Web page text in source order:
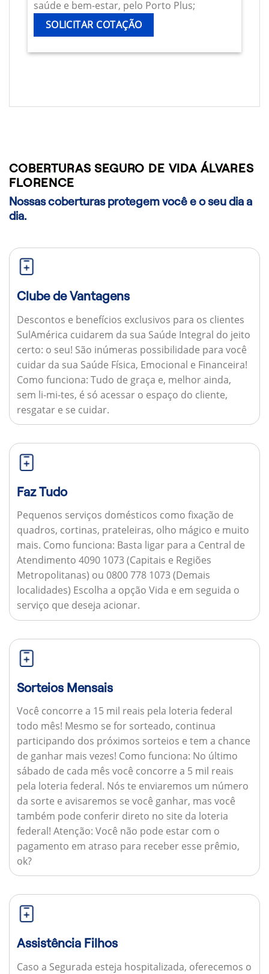
saúde e bem-estar, pelo Porto Plus;
SOLICITAR COTAÇÃO
COBERTURAS SEGURO DE VIDA ÁLVARES
FLORENCE
Nossas coberturas protegem você e o seu dia a
dia.
Clube de Vantagens
Descontos e benefícios exclusivos para os clientes
SulAmérica cuidarem da sua Saúde Integral do jeito
certo: o seu! São inúmeras possibilidade para você
cuidar da sua Saúde Física, Emocional e Financeira!
Como funciona: Tudo de graça e, melhor ainda,
sem li-mi-tes, é só acessar o espaço do cliente,
resgatar e se cuidar.
Faz Tudo
Pequenos serviços domésticos como fixação de
quadros, cortinas, prateleiras, olho mágico e muito
mais. Como funciona: Basta ligar para a Central de
Atendimento 4090 1073 (Capitais e Regiões
Metropolitanas) ou 0800 778 1073 (Demais
localidades) Escolha a opção Vida e em seguida o
serviço que deseja acionar.
Sorteios Mensais
Você concorre a 15 mil reais pela loteria federal
todo mês! Mesmo se for sorteado, continua
participando dos próximos sorteios e tem a chance
de ganhar mais vezes! Como funciona: No último
sábado de cada mês você concorre a 5 mil reais
pela loteria federal. Nós te enviaremos um número
da sorte e avisaremos se você ganhar, mas você
também pode conferir direto no site da loteria
federal! Atenção: Você não pode estar com o
pagamento em atraso para receber esse prêmio,
ok?
Assistência Filhos
Caso a Segurada esteja hospitalizada, oferecemos o